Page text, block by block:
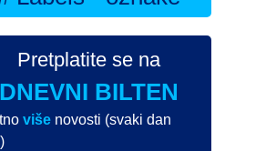
Pretplatite se na
DNEVNI BILTEN
više novosti (svaki dan